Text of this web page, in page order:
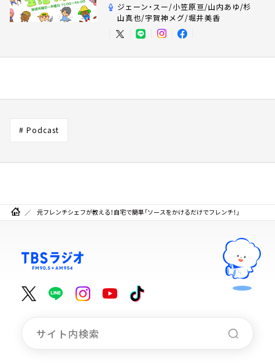
ジェーン・スー/小笠原亘/山内あゆ/杉
山真也/宇賀神メグ/堀井美香
# Podcast
元フレンチシェフが教える！自宅で簡単「ソースをかけるだけでフレンチ！」